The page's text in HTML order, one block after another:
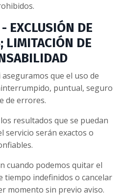
EXCLUSIÓN DE
LIMITACIÓN DE
que el uso de
puntual, seguro
de errores.
resultados que se puedan
servicio serán exactos o
cuando podemos quitar el
tiempo indefinidos o cancelar
momento sin previo aviso.